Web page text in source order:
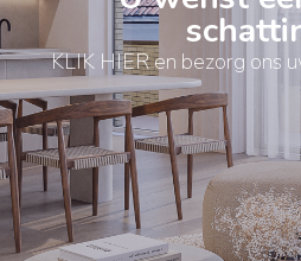
KLIK HIER en bezorg ons